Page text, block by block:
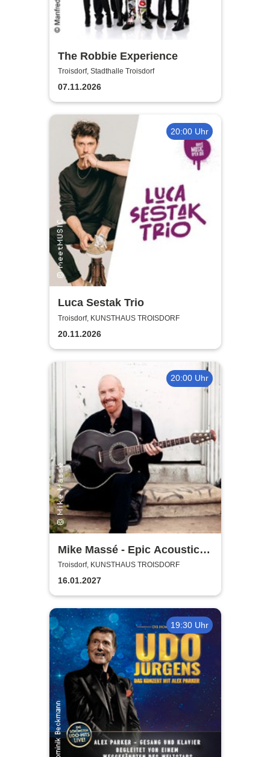
The Robbie Experience
Troisdorf, Stadthalle Troisdorf
07.11.2026
20:00 Uhr
Luca Sestak Trio
Troisdorf, KUNSTHAUS TROISDORF
20.11.2026
20:00 Uhr
Mike Massé - Epic Acoustic
Classic Rock in Concert
Troisdorf, KUNSTHAUS TROISDORF
16.01.2027
19:30 Uhr